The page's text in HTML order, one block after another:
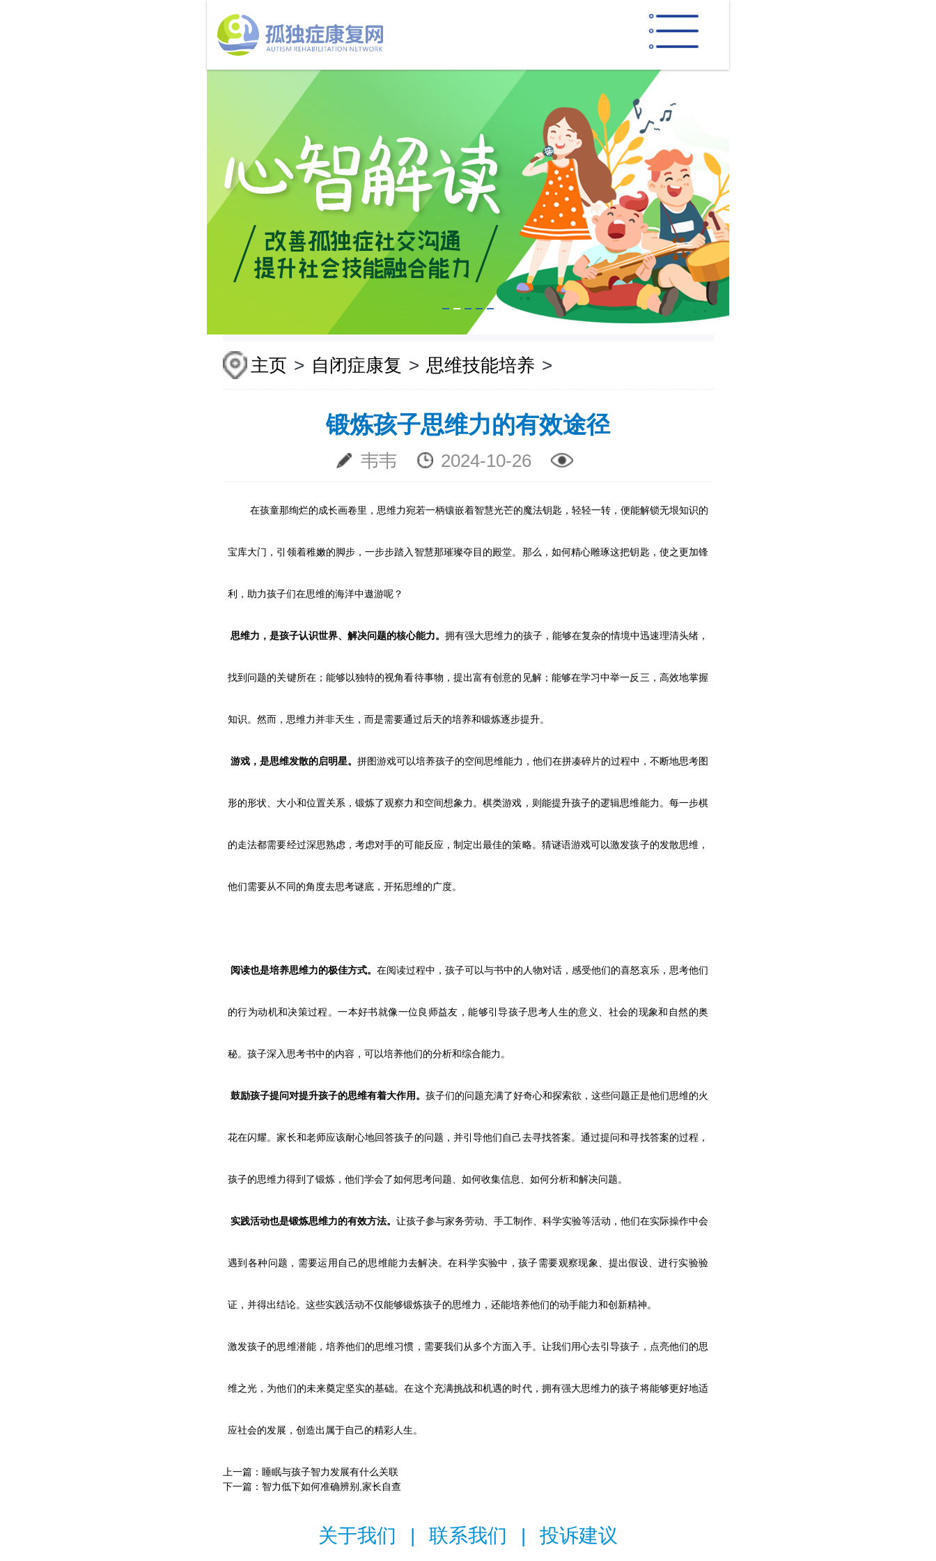
主页 > 自闭症康复 > 思维技能培养 >
锻炼孩子思维力的有效途径
韦韦 2024-10-26
在孩童那绚烂的成长画卷里，思维力宛若一柄镶嵌着智慧光芒的魔法钥匙，轻轻一转，便能解锁无垠知识的
宝库大门，引领着稚嫩的脚步，一步步踏入智慧那璀璨夺目的殿堂。那么，如何精心雕琢这把钥匙，使之更加锋
利，助力孩子们在思维的海洋中遨游呢？
思维力，是孩子认识世界、解决问题的核心能力。 拥有强大思维力的孩子，能够在复杂的情境中迅速理清头绪，
找到问题的关键所在；能够以独特的视角看待事物，提出富有创意的见解；能够在学习中举一反三，高效地掌握
知识。然而，思维力并非天生，而是需要通过后天的培养和锻炼逐步提升。
游戏，是思维发散的启明星。 拼图游戏可以培养孩子的空间思维能力，他们在拼凑碎片的过程中，不断地思考图
形的形状、大小和位置关系，锻炼了观察力和空间想象力。棋类游戏，则能提升孩子的逻辑思维能力。每一步棋
的走法都需要经过深思熟虑，考虑对手的可能反应，制定出最佳的策略。猜谜语游戏可以激发孩子的发散思维，
他们需要从不同的角度去思考谜底，开拓思维的广度。
阅读也是培养思维力的极佳方式。 在阅读过程中，孩子可以与书中的人物对话，感受他们的喜怒哀乐，思考他们
的行为动机和决策过程。一本好书就像一位良师益友，能够引导孩子思考人生的意义、社会的现象和自然的奥
秘。孩子深入思考书中的内容，可以培养他们的分析和综合能力。
鼓励孩子提问对提升孩子的思维有着大作用。 孩子们的问题充满了好奇心和探索欲，这些问题正是他们思维的火
花在闪耀。家长和老师应该耐心地回答孩子的问题，并引导他们自己去寻找答案。通过提问和寻找答案的过程，
孩子的思维力得到了锻炼，他们学会了如何思考问题、如何收集信息、如何分析和解决问题。
实践活动也是锻炼思维力的有效方法。 让孩子参与家务劳动、手工制作、科学实验等活动，他们在实际操作中会
遇到各种问题，需要运用自己的思维能力去解决。在科学实验中，孩子需要观察现象、提出假设、进行实验验
证，并得出结论。这些实践活动不仅能够锻炼孩子的思维力，还能培养他们的动手能力和创新精神。
激发孩子的思维潜能，培养他们的思维习惯，需要我们从多个方面入手。让我们用心去引导孩子，点亮他们的思
维之光，为他们的未来奠定坚实的基础。在这个充满挑战和机遇的时代，拥有强大思维力的孩子将能够更好地适
应社会的发展，创造出属于自己的精彩人生。
上一篇： 睡眠与孩子智力发展有什么关联
下一篇： 智力低下如何准确辨别,家长自查
关于我们 | 联系我们 | 投诉建议